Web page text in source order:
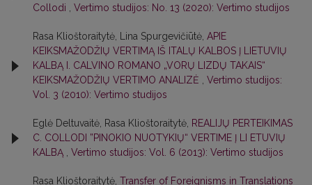
Collodi
Vertimo studijos: No. 13 (2020): Vertimo studijos
Rasa Klioštoraitytė, Lina Spurgevičiūtė, APIE
KEIKSMAŽODŽIŲ VERTIMĄ IŠ ITALŲ KALBOS Į LIETUVIŲ
KALBĄ I. CALVINO ROMANO „VORŲ LIZDŲ TAKAIS“
KEIKSMAŽODŽIŲ VERTIMO ANALIZĖ
Vertimo studijos:
Vol. 3 (2010): Vertimo studijos
Eglė Deltuvaitė, Rasa Klioštoraitytė, REALIJŲ PERTEIKIMAS
C. COLLODI ”PINOKIO NUOTYKIŲ“ VERTIME Į LI ETUVIŲ
KALBĄ
Vertimo studijos: Vol. 6 (2013): Vertimo studijos
Rasa Klioštoraitytė, Transfer of Foreignisms in Translations